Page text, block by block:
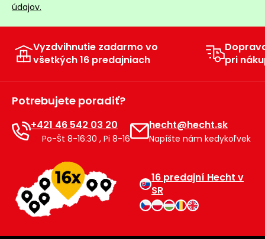
údajov.
Vyzdvihnutie zadarmo vo
všetkých 16 predajniach
pri
Potrebujete poradiť?
+421 46 542 03 20
Po-Št 8-16:30 , Pi 8-16
hecht@hecht.sk
Napíšte nám kedykoľvek
16 predajní Hecht v
SR